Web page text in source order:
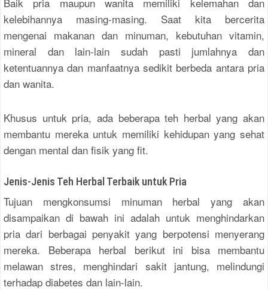
kelebihannya masing-masing. Saat kita bercerita
mengenai makanan dan minuman, kebutuhan vitamin,
mineral dan lain-lain sudah pasti jumlahnya dan
ketentuannya dan manfaatnya sedikit berbeda antara pria
dan wanita.
Khusus untuk pria, ada beberapa teh herbal yang akan
membantu mereka untuk memiliki kehidupan yang sehat
dengan mental dan fisik yang fit.
Jenis-Jenis Teh Herbal Terbaik untuk Pria
Tujuan mengkonsumsi minuman herbal yang akan
disampaikan di bawah ini adalah untuk menghindarkan
pria dari berbagai penyakit yang berpotensi menyerang
mereka. Beberapa herbal berikut ini bisa membantu
melawan stres, menghindari sakit jantung, melindungi
terhadap diabetes dan lain-lain.